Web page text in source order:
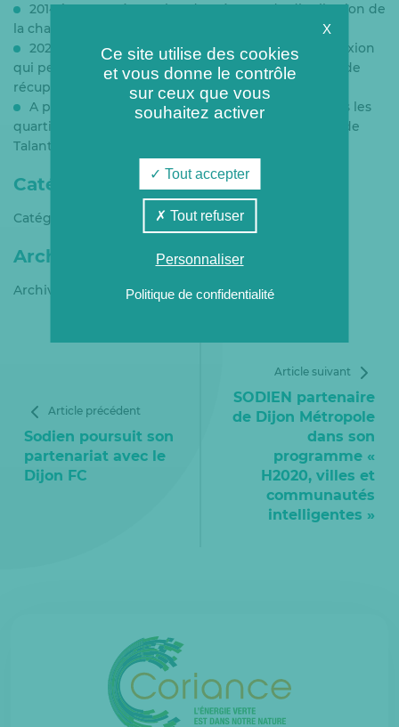
2014 à 2020 : Rénovation des réseaux de distribution de
la chaleur
2020 : Mise en service de la centrale d’interconnexion
qui permet d’alimenter le réseau avec de l’énergie de
récupération de l’usine d’incinération.
A partir de 2020 : Développement du réseau dans les
quartiers de Montchapet/Marmuzot/Gare et la ville de
Talant
Catégories
Catégories
Archives
Archives
Article précédent
Sodien poursuit son
partenariat avec le
Dijon FC
Article suivant
SODIEN partenaire
de Dijon Métropole
dans son
programme «
H2020, villes et
communautés
intelligentes »
X
Ce site utilise des cookies
et vous donne le contrôle
sur ceux que vous
souhaitez activer
Tout accepter
Tout refuser
Personnaliser
Politique de confidentialité